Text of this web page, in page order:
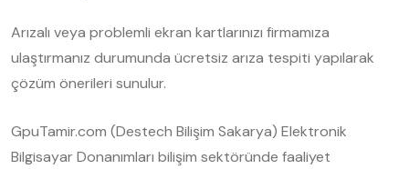
Arızalı veya problemli ekran kartlarınızı firmamıza
ulaştırmanız durumunda ücretsiz arıza tespiti yapılarak
çözüm önerileri sunulur.
GpuTamir.com (Destech Bilişim Sakarya) Elektronik
Bilgisayar Donanımları bilişim sektöründe faaliyet